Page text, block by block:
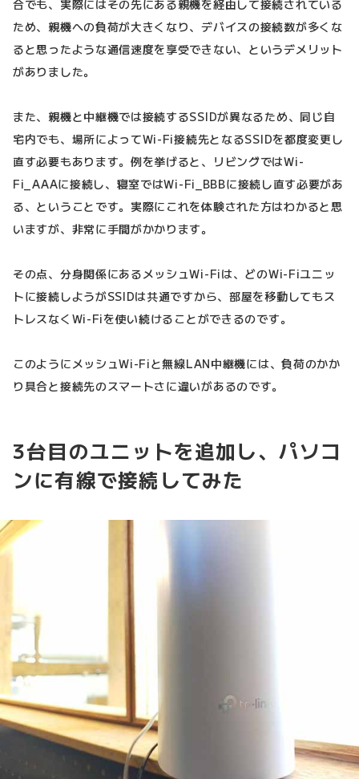
合でも、実際にはその先にある親機を経由して接続されている
ため、親機への負荷が大きくなり、デバイスの接続数が多くな
ると思ったような通信速度を享受できない、というデメリット
がありました。
また、親機と中継機では接続するSSIDが異なるため、同じ自
宅内でも、場所によってWi-Fi接続先となるSSIDを都度変更し
直す必要もあります。例を挙げると、リビングではWi-
Fi_AAAに接続し、寝室ではWi-Fi_BBBに接続し直す必要があ
る、ということです。実際にこれを体験された方はわかると思
いますが、非常に手間がかかります。
その点、分身関係にあるメッシュWi-Fiは、どのWi-Fiユニッ
トに接続しようがSSIDは共通ですから、部屋を移動してもス
トレスなくWi-Fiを使い続けることができるのです。
このようにメッシュWi-Fiと無線LAN中継機には、負荷のかか
り具合と接続先のスマートさに違いがあるのです。
3台目のユニットを追加し、パソコ
ンに有線で接続してみた